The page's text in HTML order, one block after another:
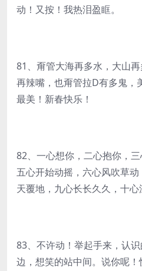
动！又按！我热泪盈眶。
81、甭管大海再多水，大山
再辣嘴，也甭管拉D有多鬼，
最美！新春快乐！
82、一心想你，二心抱你，
五心开始动摇，六心风吹草
天覆地，九心长长久久，十心
83、不许动！举起手来，认
边，想笑的站中间。说你呢